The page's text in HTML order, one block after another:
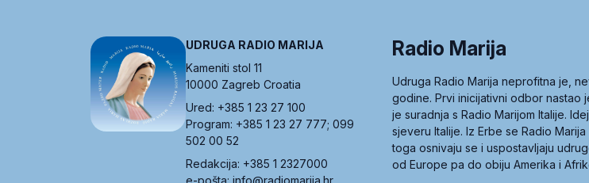
UDRUGA RADIO MARIJA
Kameniti stol 11
10000 Zagreb Croatia
Ured: +385 1 23 27 100
Program: +385 1 23 27 777; 099
502 00 52
Redakcija: +385 1 2327000
e-pošta: info@radiomarija.hr
Radio Marija
Udruga Radio Marija neprofitna je,
godine. Prvi inicijativni odbor nastao
je suradnja s Radio Marijom Italije.
sjeveru Italije. Iz Erbe se Radio
toga osnivaju se i uspostavljaju
od Europe pa do obiju Amerika i